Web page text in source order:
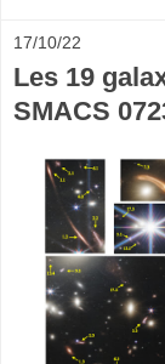
17/10/22
Les 19
SMACS